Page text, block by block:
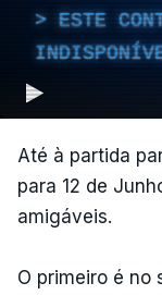
ESTE
Até à partida
para 12 de
amigáveis.
O primeiro é no